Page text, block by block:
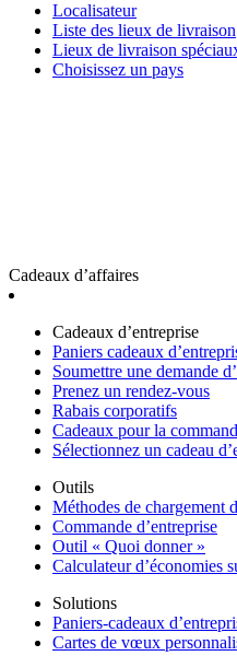
Localisateur
Liste des lieux de livraison
Lieux de livraison
Choisissez un pays
Cadeaux d’affaires
Cadeaux d’entreprise
Paniers cadeaux
Soumettre une demande
Prenez un rendez-vous
Rabais corporatifs
Cadeaux pour la
Sélectionnez un cadeau
Outils
Méthodes de chargement
Commande d’entreprise
Outil « Quoi donner »
Calculateur d’économies
Solutions
Paniers-cadeaux
Cartes de vœux